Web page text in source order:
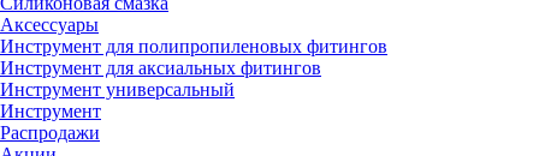
Аксессуары
Инструмент для полипропиленовых фитингов
Инструмент для аксиальных фитингов
Инструмент универсальный
Инструмент
Распродажи